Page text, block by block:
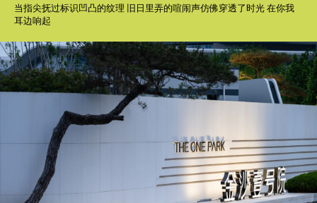
当指尖抚过标识凹凸的纹理 旧日里弄的喧闹声仿佛穿透了时光 在你我
耳边响起